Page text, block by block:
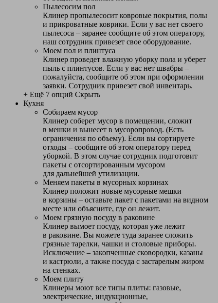
Пылесосим пол
Клинер пропылесосит ковровые покрытия, полы
и прикроватные коврики. Если у вас нет своего
пылесоса – заранее сообщите об этом оператору,
наш сотрудник привезет свое оборудование.
Моем пол и плинтуса
Клинер проведет влажную уборку пола и уберет
пыль с плинтусов. Если у вас нет швабры –
пожалуйста, сообщите об этом при оформлении
заявки. Сотрудник привезет свой инвентарь.
+ Ещё 7 опций Скрыть
Кухня
Собираем мусор
Клинер соберет мусор в помещении, сложит
в мешки и вынесет в мусоропровод. (Есть
ограничения по объему). Если вы сортируете
отходы – сообщите об этом оператору перед
уборкой. В этом случае сотрудник подготовит
пакеты с отсортированным мусором
для дальнейшей утилизации.
Меняем пакеты в мусорных корзинах
Клинер положит новые мусорные мешки
в корзины – оставьте пакет с пакетами на видном
месте или объясните, где он лежит.
Моем грязную посуду в раковине
Клинер вымоет посуду, которая уже лежит
в раковине. Вы можете туда заранее сложить
грязные тарелки, чашки и столовые приборы.
Исключение – закопченные сковородки, казаны
и кастрюли, а также посуда с застарелым жиром
на стенках.
Моем плиту
Клинеры моют все типы плиты: газовые,
электрические, индукционные,